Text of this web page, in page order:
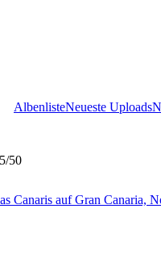
AlbenlisteNeueste Uploads
50